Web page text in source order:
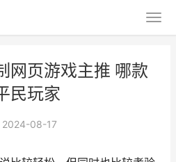
网页游戏主推 哪款
民玩家
2024-08-17